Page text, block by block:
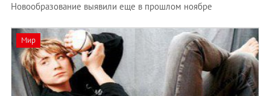
Новообразование выявили еще в прошлом ноябре
Мир